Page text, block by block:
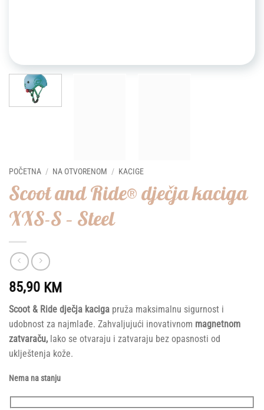
POČETNA / NA OTVORENOM / KACIGE
Scoot and Ride® dječja kaciga
XXS-S – Steel
85,90 KM
Scoot & Ride dječja kaciga pruža maksimalnu sigurnost i
udobnost za najmlađe. Zahvaljujući inovativnom magnetnom
zatvaraču, lako se otvaraju i zatvaraju bez opasnosti od
uklještenja kože.
Nema na stanju